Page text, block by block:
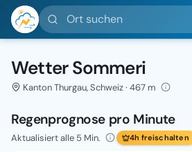
Ort suchen
Wetter Sommeri
Kanton Thurgau, Schweiz · 467 m
Regenprognose pro Minute
Aktualisiert alle 5 Min. 4h freischalten